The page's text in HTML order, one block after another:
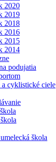
2020
2019
2018
2016
2015
2014
podujatia
cyklistické ciele
škola